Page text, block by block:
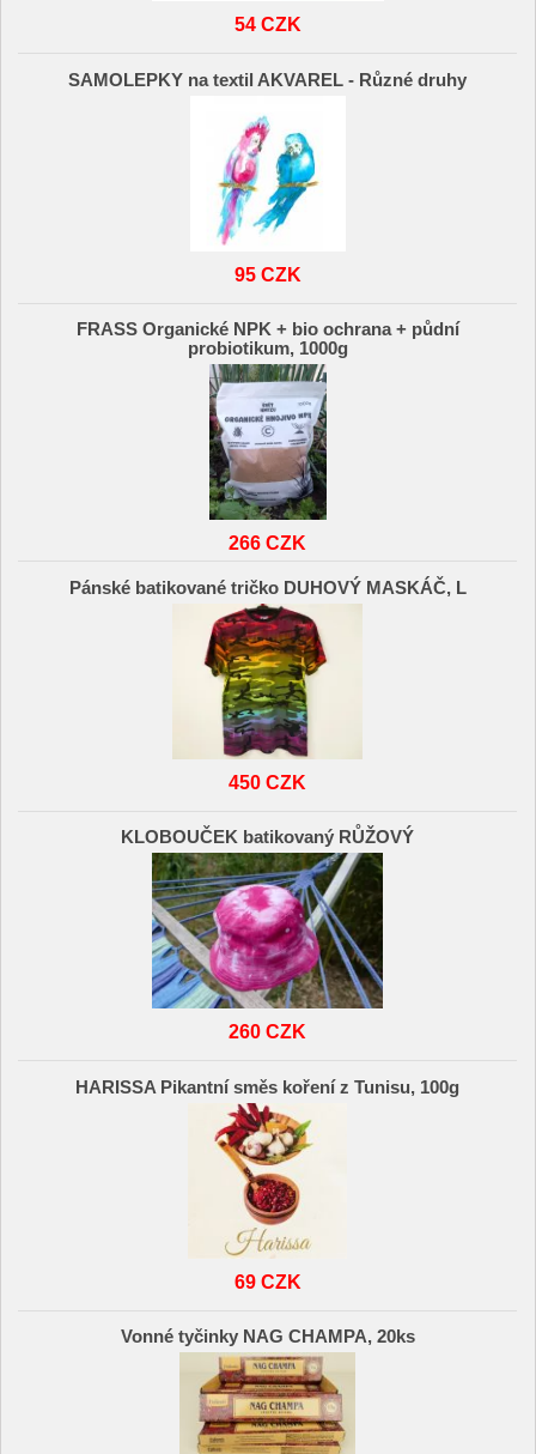
54 CZK
SAMOLEPKY na textil AKVAREL - Různé druhy
95 CZK
FRASS Organické NPK + bio ochrana + půdní
probiotikum, 1000g
266 CZK
Pánské batikované tričko DUHOVÝ MASKÁČ, L
450 CZK
KLOBOUČEK batikovaný RŮŽOVÝ
260 CZK
HARISSA Pikantní směs koření z Tunisu, 100g
69 CZK
Vonné tyčinky NAG CHAMPA, 20ks